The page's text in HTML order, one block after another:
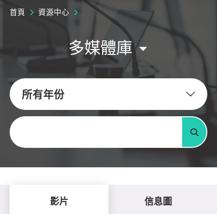
首頁 資源中心
多媒體庫
所有年份
關鍵字
搜尋
影片 信息圖